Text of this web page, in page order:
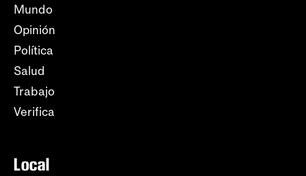
Mundo
Opinión
Política
Salud
Trabajo
Verifica
Local